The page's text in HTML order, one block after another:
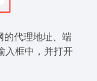
的代理地址、端
入框中，并打开